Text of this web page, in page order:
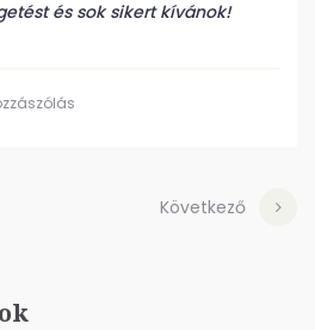
és sok sikert kívánok!
Következő